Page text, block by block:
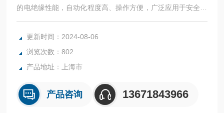
的电绝缘性能，自动化程度高、操作方便，广泛应用于安全帽
生产企业及各大质检单位。
更新时间：2024-08-06
浏览次数：802
产品地址：上海市
产品咨询 13671843966